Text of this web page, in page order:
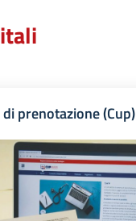
prenotazione (Cup)